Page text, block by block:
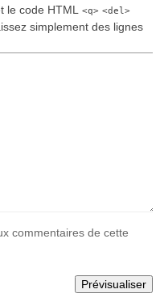
le code HTML <q> <del>
simplement des lignes
commentaires de cette